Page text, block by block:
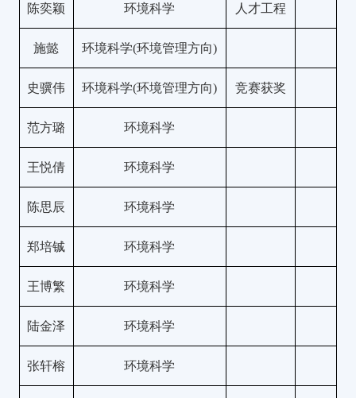
陈奕颖 环境科学 人才工程
施懿 环境科学(环境管理方向)
史骥伟 环境科学(环境管理方向) 竞赛获奖
范方璐 环境科学
王悦倩 环境科学
陈思辰 环境科学
郑培铖 环境科学
王博繁 环境科学
陆金泽 环境科学
张轩榕 环境科学